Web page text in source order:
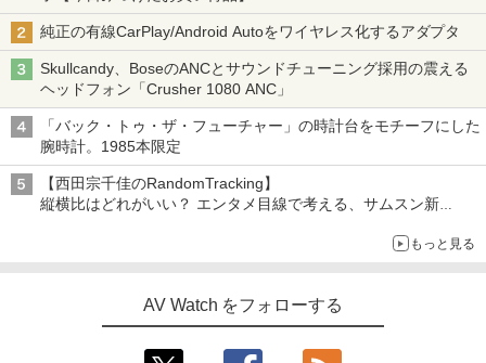
純正の有線CarPlay/Android Autoをワイヤレス化するアダプタ
Skullcandy、BoseのANCとサウンドチューニング採用の震える
ヘッドフォン「Crusher 1080 ANC」
「バック・トゥ・ザ・フューチャー」の時計台をモチーフにした
腕時計。1985本限定
【西田宗千佳のRandomTracking】
縦横比はどれがいい？ エンタメ目線で考える、サムスン新
もっと見る
AV Watch をフォローする